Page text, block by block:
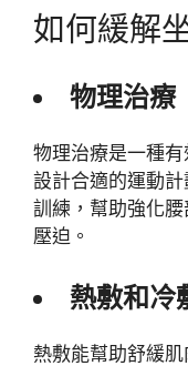
如何緩解
物理治療
物理治療是一種
設計合適的運動
訓練，幫助強化
壓迫。
熱敷和冷
熱敷能幫助舒緩